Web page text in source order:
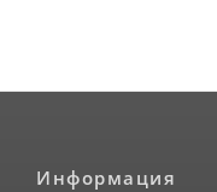
Информация